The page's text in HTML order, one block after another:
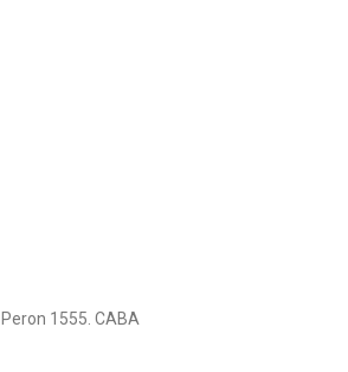
1555. CABA